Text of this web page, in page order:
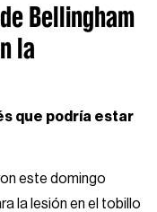
Bellingham
la
que podría estar
este domingo
la lesión en el tobillo